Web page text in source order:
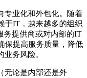
专业化和外包化。随着
于IT，越来越多的组织
务提供商或对内部的IT
保提高服务质量，降低
务风险。
无论是内部还是外